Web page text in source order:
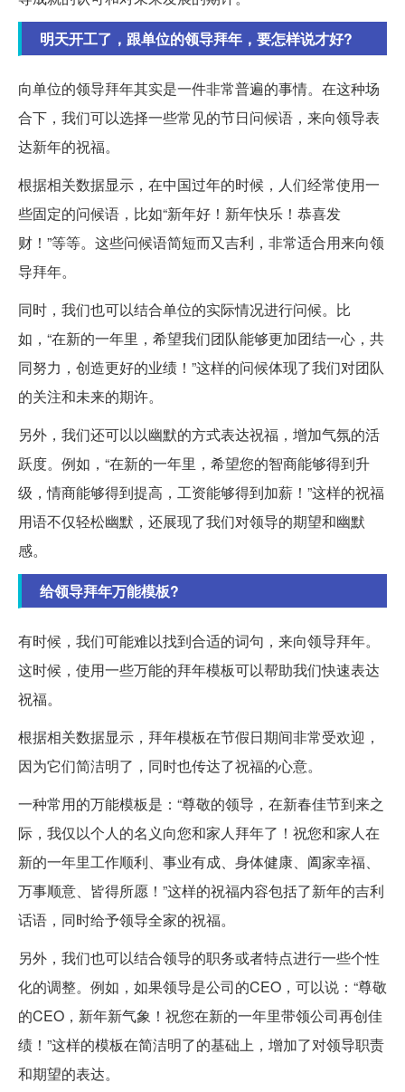
明天开工了，跟单位的领导拜年，要怎样说才好?
向单位的领导拜年其实是一件非常普遍的事情。在这种场
合下，我们可以选择一些常见的节日问候语，来向领导表
达新年的祝福。
根据相关数据显示，在中国过年的时候，人们经常使用一
些固定的问候语，比如“新年好！新年快乐！恭喜发
财！”等等。这些问候语简短而又吉利，非常适合用来向领
导拜年。
同时，我们也可以结合单位的实际情况进行问候。比
如，“在新的一年里，希望我们团队能够更加团结一心，共
同努力，创造更好的业绩！”这样的问候体现了我们对团队
的关注和未来的期许。
另外，我们还可以以幽默的方式表达祝福，增加气氛的活
跃度。例如，“在新的一年里，希望您的智商能够得到升
级，情商能够得到提高，工资能够得到加薪！”这样的祝福
用语不仅轻松幽默，还展现了我们对领导的期望和幽默
感。
给领导拜年万能模板?
有时候，我们可能难以找到合适的词句，来向领导拜年。
这时候，使用一些万能的拜年模板可以帮助我们快速表达
祝福。
根据相关数据显示，拜年模板在节假日期间非常受欢迎，
因为它们简洁明了，同时也传达了祝福的心意。
一种常用的万能模板是：“尊敬的领导，在新春佳节到来之
际，我仅以个人的名义向您和家人拜年了！祝您和家人在
新的一年里工作顺利、事业有成、身体健康、阖家幸福、
万事顺意、皆得所愿！”这样的祝福内容包括了新年的吉利
话语，同时给予领导全家的祝福。
另外，我们也可以结合领导的职务或者特点进行一些个性
化的调整。例如，如果领导是公司的CEO，可以说：“尊敬
的CEO，新年新气象！祝您在新的一年里带领公司再创佳
绩！”这样的模板在简洁明了的基础上，增加了对领导职责
和期望的表达。